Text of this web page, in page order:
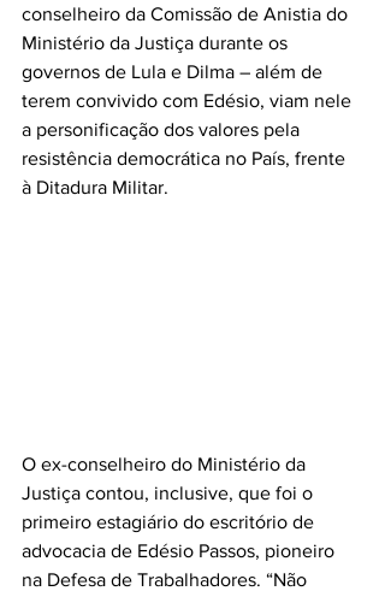
conselheiro da Comissão de Anistia do
Ministério da Justiça durante os
governos de Lula e Dilma – além de
terem convivido com Edésio, viam nele
a personificação dos valores pela
resistência democrática no País, frente
à Ditadura Militar.
O ex-conselheiro do Ministério da
Justiça contou, inclusive, que foi o
primeiro estagiário do escritório de
advocacia de Edésio Passos, pioneiro
na Defesa de Trabalhadores. “Não